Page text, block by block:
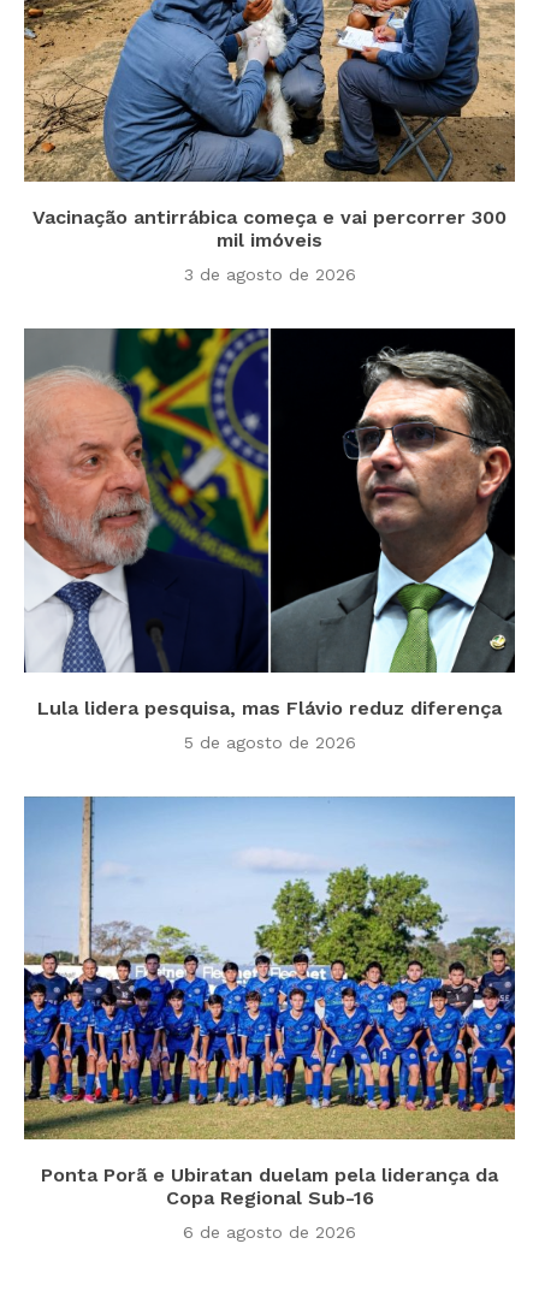
Vacinação antirrábica começa e vai percorrer 300
mil imóveis
3 de agosto de 2026
Lula lidera pesquisa, mas Flávio reduz diferença
5 de agosto de 2026
Ponta Porã e Ubiratan duelam pela liderança da
Copa Regional Sub-16
6 de agosto de 2026